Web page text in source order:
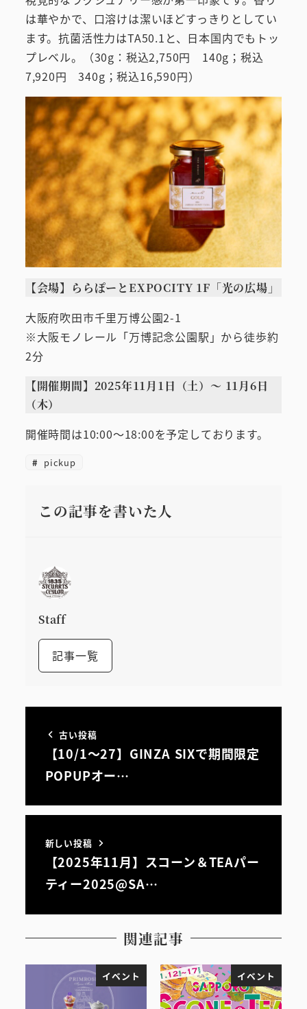
は華やかで、口溶けは潔いほどすっきりとしてい
ます。抗菌活性力はTA50.1と、日本国内でもトッ
プレベル。（30g：税込2,750円 140g；税込
7,920円 340g；税込16,590円）
【会場】ららぽーとEXPOCITY 1F「光の広場」
大阪府吹田市千里万博公園2-1
※大阪モノレール「万博記念公園駅」から徒歩約
2分
【開催期間】2025年11月1日（土）～ 11月6日
（木）
開催時間は10:00～18:00を予定しております。
pickup
この記事を書いた人
Staff
記事一覧
古い投稿
【10/1～27】GINZA SIXで期間限定
POPUPオー…
新しい投稿
【2025年11月】スコーン＆TEAパー
ティー2025@SA…
関連記事
イベント イベント